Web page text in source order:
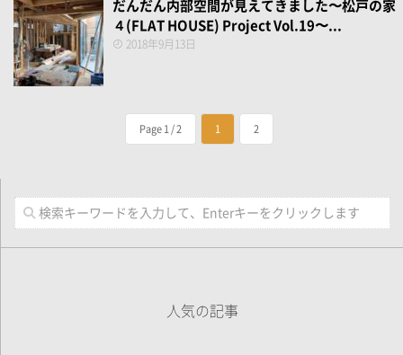
だんだん内部空間が見えてきました〜松戸の家
４(FLAT HOUSE) Project Vol.19〜...
2018年9月13日
Page 1 / 2 1 2
人気の記事